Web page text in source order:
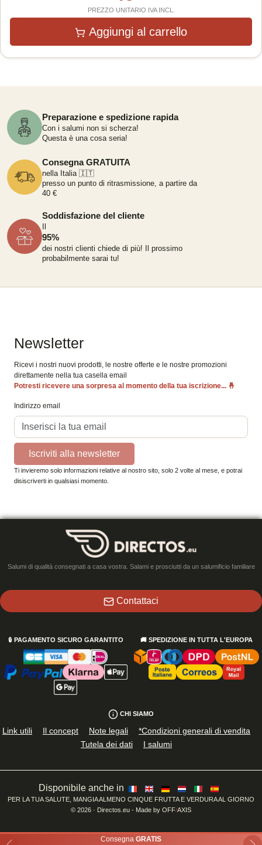
PREZZO UNITARIO IVA INCL.
Aggiungi al carrello
Preparazione e spedizione rapida
Con i salumi non si scherza!
Questa è una cosa seria!
Consegna GRATUITA
nella Italia 🇮🇹
presso un punto di ritrasmissione, a partire da
40 €
Soddisfazione del cliente
95%
dei nostri clienti chiede di più! Il prossimo
probabilmente sarai tu!
Newsletter
Ricevi i nostri nuovi prodotti, le nostre offerte e le nostre promozioni
direttamente nella tua casella email
Potresti ricevere una sorpresa al momento della tua iscrizione... 🤞
Indirizzo email
Iscriviti alla newsletter
Ti invieremo solo informazioni relative al nostro sito, solo 2 volte al mese, e potrai
disiscriverti in qualsiasi momento.
Salumi di qualità consegnati a casa vostra. Salami e prosciutti da un salumificio familiare
Contattaci
🔒 PAGAMENTO SICURO GARANTITO 🚚 SPEDIZIONE IN TUTTA L'EUROPA
CHI SIAMO
Link utili Il concept Note legali
*Condizioni generali di vendita
Tutela dei dati
I salumi
Disponibile anche in
PER LA TUA SALUTE, MANGIA ALMENO CINQUE FRUTTA E VERDURA AL GIORNO
© 2026 · Directos.eu - Made by OFF/AXIS
Consegna GRATIS